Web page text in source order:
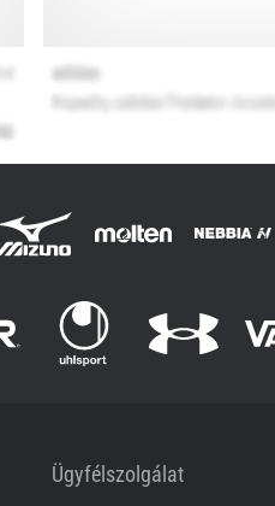
Ügyfélszolgálat